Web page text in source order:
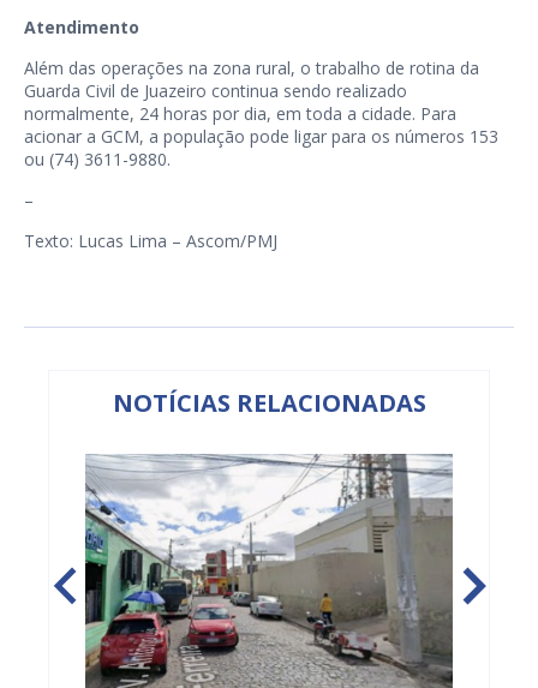
Atendimento
Além das operações na zona rural, o trabalho de rotina da
Guarda Civil de Juazeiro continua sendo realizado
normalmente, 24 horas por dia, em toda a cidade. Para
acionar a GCM, a população pode ligar para os números 153
ou (74) 3611-9880.
–
Texto: Lucas Lima – Ascom/PMJ
NOTÍCIAS RELACIONADAS